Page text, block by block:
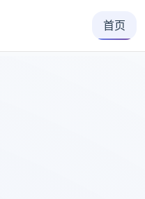
首页